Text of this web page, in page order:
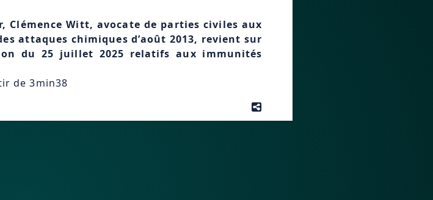
Clémence Witt, avocate de parties civiles aux
attaques chimiques d’août 2013, revient sur
du 25 juillet 2025 relatifs aux immunités
de 3min38